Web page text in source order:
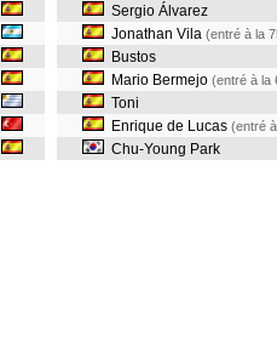
Sergio Álvarez
Jonathan Vila (entré à la
Bustos
Mario Bermejo (entré à la
Toni
Enrique de Lucas (entré
Chu-Young Park